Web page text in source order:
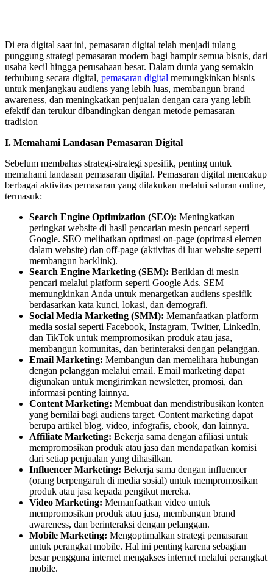
Di era digital saat ini, pemasaran digital telah menjadi tulang
punggung strategi pemasaran modern bagi hampir semua bisnis, dari
usaha kecil hingga perusahaan besar. Dalam dunia yang semakin
terhubung secara digital, pemasaran digital memungkinkan bisnis
untuk menjangkau audiens yang lebih luas, membangun brand
awareness, dan meningkatkan penjualan dengan cara yang lebih
efektif dan terukur dibandingkan dengan metode pemasaran
tradision
I. Memahami Landasan Pemasaran Digital
Sebelum membahas strategi-strategi spesifik, penting untuk
memahami landasan pemasaran digital. Pemasaran digital mencakup
berbagai aktivitas pemasaran yang dilakukan melalui saluran online,
termasuk:
Search Engine Optimization (SEO): Meningkatkan
peringkat website di hasil pencarian mesin pencari seperti
Google. SEO melibatkan optimasi on-page (optimasi elemen
dalam website) dan off-page (aktivitas di luar website seperti
membangun backlink).
Search Engine Marketing (SEM): Beriklan di mesin
pencari melalui platform seperti Google Ads. SEM
memungkinkan Anda untuk menargetkan audiens spesifik
berdasarkan kata kunci, lokasi, dan demografi.
Social Media Marketing (SMM): Memanfaatkan platform
media sosial seperti Facebook, Instagram, Twitter, LinkedIn,
dan TikTok untuk mempromosikan produk atau jasa,
membangun komunitas, dan berinteraksi dengan pelanggan.
Email Marketing: Membangun dan memelihara hubungan
dengan pelanggan melalui email. Email marketing dapat
digunakan untuk mengirimkan newsletter, promosi, dan
informasi penting lainnya.
Content Marketing: Membuat dan mendistribusikan konten
yang bernilai bagi audiens target. Content marketing dapat
berupa artikel blog, video, infografis, ebook, dan lainnya.
Affiliate Marketing: Bekerja sama dengan afiliasi untuk
mempromosikan produk atau jasa dan mendapatkan komisi
dari setiap penjualan yang dihasilkan.
Influencer Marketing: Bekerja sama dengan influencer
(orang berpengaruh di media sosial) untuk mempromosikan
produk atau jasa kepada pengikut mereka.
Video Marketing: Memanfaatkan video untuk
mempromosikan produk atau jasa, membangun brand
awareness, dan berinteraksi dengan pelanggan.
Mobile Marketing: Mengoptimalkan strategi pemasaran
untuk perangkat mobile. Hal ini penting karena sebagian
besar pengguna internet mengakses internet melalui perangkat
mobile.